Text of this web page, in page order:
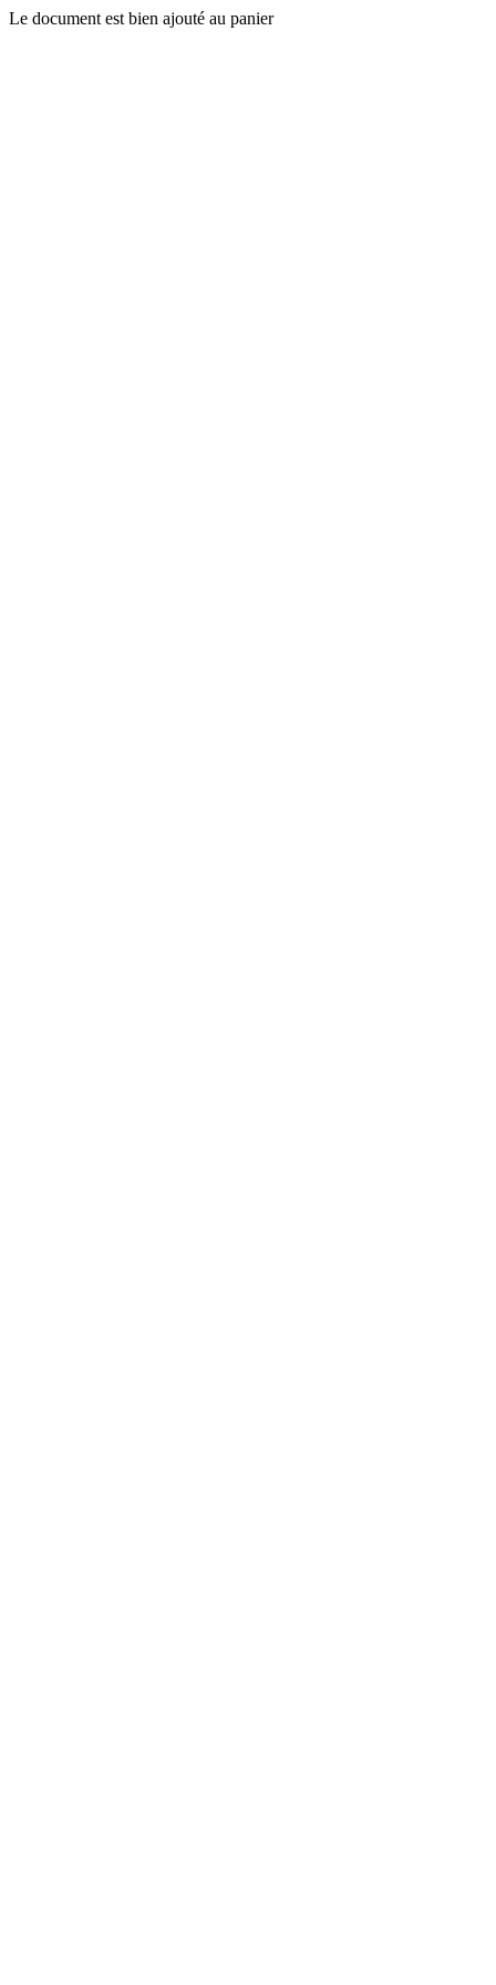
Le document est bien ajouté au panier